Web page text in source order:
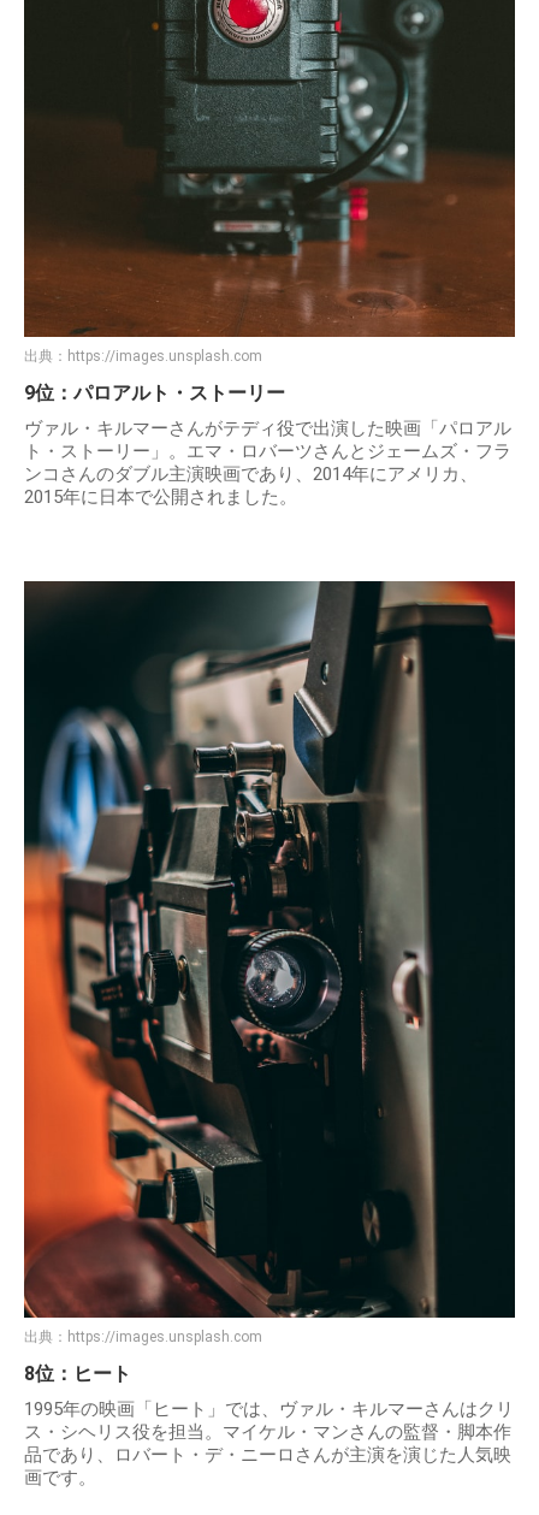
出典： https://images.unsplash.com
9位：パロアルト・ストーリー
ヴァル・キルマーさんがテディ役で出演した映画「パロアル
ト・ストーリー」。エマ・ロバーツさんとジェームズ・フラ
ンコさんのダブル主演映画であり、2014年にアメリカ、
2015年に日本で公開されました。
出典： https://images.unsplash.com
8位：ヒート
1995年の映画「ヒート」では、ヴァル・キルマーさんはクリ
ス・シヘリス役を担当。マイケル・マンさんの監督・脚本作
品であり、ロバート・デ・ニーロさんが主演を演じた人気映
画です。